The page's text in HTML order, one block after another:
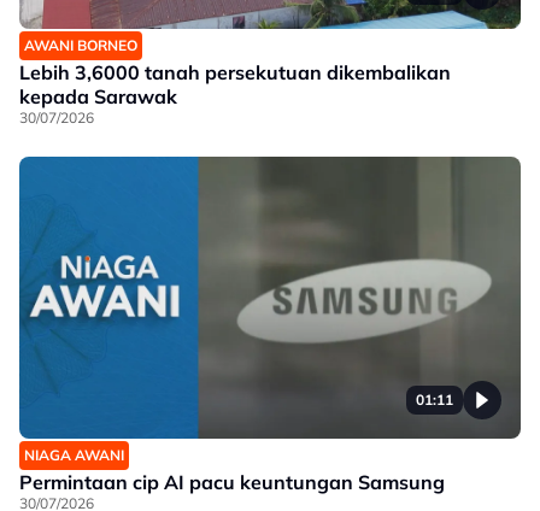
AWANI BORNEO
Lebih 3,6000 tanah persekutuan dikembalikan
kepada Sarawak
30/07/2026
01:11
NIAGA AWANI
Permintaan cip AI pacu keuntungan Samsung
30/07/2026